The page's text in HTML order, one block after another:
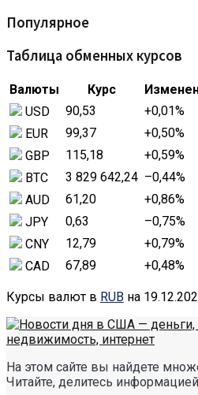
Популярное
Таблица обменных курсов
Валюты Курс
USD
90,53 +0,01%
EUR
99,37 +0,50%
GBP
115,18 +0,59%
BTC
3 829 642,24 –0,44%
AUD
61,20 +0,86%
JPY
0,63 –0,75%
CNY
12,79 +0,79%
CAD
67,89 +0,48%
Курсы валют в RUB на
На этом сайте вы найдете
Читайте, делитесь